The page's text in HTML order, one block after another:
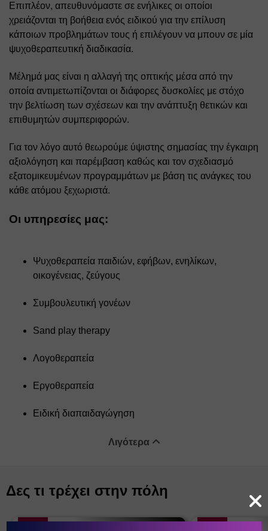
Επιπλέον, απευθυνόμαστε σε ενήλικες οι οποίοι
χρειάζονται τη βοήθεια ενός ειδικού για την επίλυση
κάποιων προβλημάτων τους ή επιλέγουν να μπουν σε μία
ψυχοθεραπευτική διαδικασία.
Μέλημά μας είναι η αλλαγή της οπτικής μέσα από την
οποία αντιμετωπίζονται οι διάφορες δυσκολίες με στόχο
την βελτίωση των σχέσεων και την ανάπτυξη θετικών και
επιθυμητών συμπεριφορών.
Για τον λόγο αυτό θεωρούμε ύψιστης σημασίας την έγκαιρη
αξιολόγηση και παρέμβαση καθώς και τον σχεδιασμό
εξατομικευμένων προγραμμάτων με βάση τις ανάγκες του
κάθε ατόμου ξεχωριστά.
Οι υπηρεσίες μας:
Ψυχοθεραπεία παιδιών, εφήβων, ενηλίκων,
οικογένειας, ζεύγους
Συμβουλευτική γονέων
Sand play therapy
Λογοθεραπεία
Εργοθεραπεία
Ειδική διαπαιδαγώγηση
Λιγότερα
Δες τι τρέχει στην πόλη